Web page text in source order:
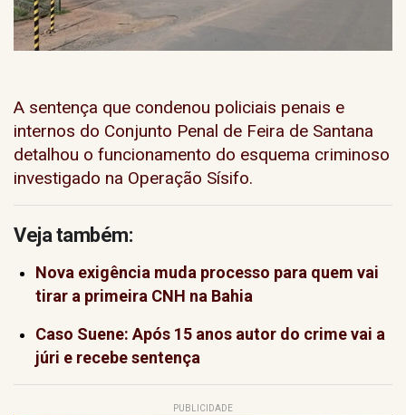
A sentença que condenou policiais penais e
internos do Conjunto Penal de Feira de Santana
detalhou o funcionamento do esquema criminoso
investigado na Operação Sísifo.
Veja também:
Nova exigência muda processo para quem vai
tirar a primeira CNH na Bahia
Caso Suene: Após 15 anos autor do crime vai a
júri e recebe sentença
PUBLICIDADE